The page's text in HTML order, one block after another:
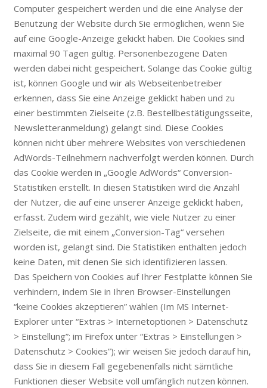
Computer gespeichert werden und die eine Analyse der
Benutzung der Website durch Sie ermöglichen, wenn Sie
auf eine Google-Anzeige gekickt haben. Die Cookies sind
maximal 90 Tagen gültig. Personenbezogene Daten
werden dabei nicht gespeichert. Solange das Cookie gültig
ist, können Google und wir als Webseitenbetreiber
erkennen, dass Sie eine Anzeige geklickt haben und zu
einer bestimmten Zielseite (z.B. Bestellbestätigungsseite,
Newsletteranmeldung) gelangt sind. Diese Cookies
können nicht über mehrere Websites von verschiedenen
AdWords-Teilnehmern nachverfolgt werden können. Durch
das Cookie werden in „Google AdWords“ Conversion-
Statistiken erstellt. In diesen Statistiken wird die Anzahl
der Nutzer, die auf eine unserer Anzeige geklickt haben,
erfasst. Zudem wird gezählt, wie viele Nutzer zu einer
Zielseite, die mit einem „Conversion-Tag“ versehen
worden ist, gelangt sind. Die Statistiken enthalten jedoch
keine Daten, mit denen Sie sich identifizieren lassen.
Das Speichern von Cookies auf Ihrer Festplatte können Sie
verhindern, indem Sie in Ihren Browser-Einstellungen
“keine Cookies akzeptieren” wählen (Im MS Internet-
Explorer unter “Extras > Internetoptionen > Datenschutz
> Einstellung”; im Firefox unter “Extras > Einstellungen >
Datenschutz > Cookies”); wir weisen Sie jedoch darauf hin,
dass Sie in diesem Fall gegebenenfalls nicht sämtliche
Funktionen dieser Website voll umfänglich nutzen können.